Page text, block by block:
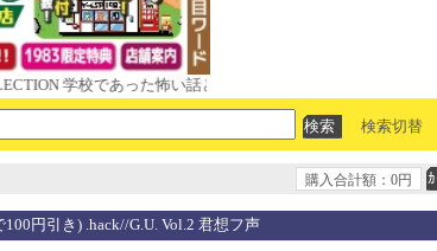
校であった怖い話と晦󠄀つきこもり ルート16R やがて散りゆ
検索切替
購入合計額：0円
円引き) .hack//G.U. Vol.2 君想フ声